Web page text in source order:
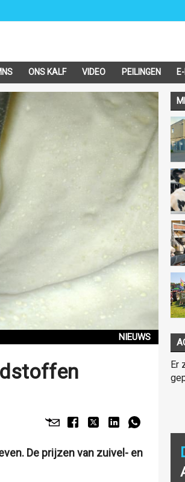
ONS KALF VIDEO PEILINGEN
NIEUWS
De prijzen van zuivel- en
Er